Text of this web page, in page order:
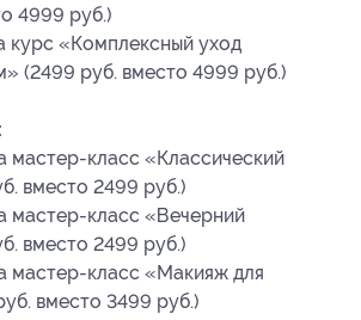
4999 руб.)
курс «Комплексный уход
(2499 руб. вместо 4999 руб.)
мастер-класс «Классический
вместо 2499 руб.)
мастер-класс «Вечерний
вместо 2499 руб.)
мастер-класс «Макияж для
вместо 3499 руб.)